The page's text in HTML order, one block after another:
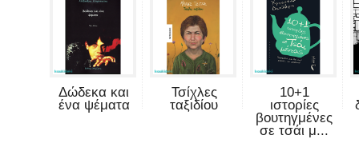
Δώδεκα και
ένα ψέματα
Τσίχλες
ταξιδίου
10+1
ιστορίες
βουτηγμένες
σε τσάι μ...